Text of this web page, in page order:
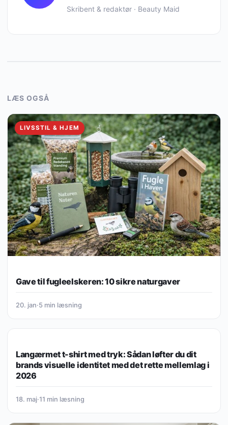
Skribent & redaktør · Beauty Maid
LÆS OGSÅ
LIVSSTIL & HJEM
Gave til fugleelskeren: 10 sikre naturgaver
20. jan·5 min læsning
Langærmet t-shirt med tryk: Sådan løfter du dit
brands visuelle identitet med det rette mellemlag i
2026
18. maj·11 min læsning